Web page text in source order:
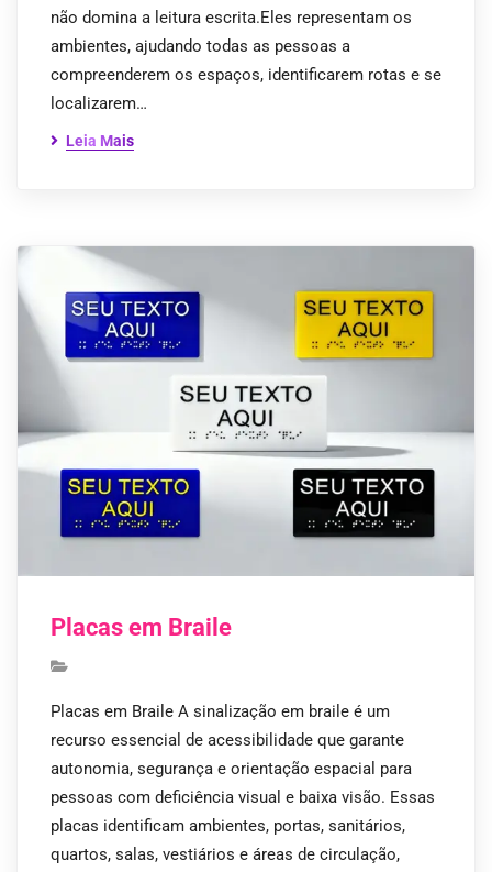
não domina a leitura escrita.Eles representam os
ambientes, ajudando todas as pessoas a
compreenderem os espaços, identificarem rotas e se
localizarem…
Leia Mais
Placas em Braile
Placas em Braile A sinalização em braile é um
recurso essencial de acessibilidade que garante
autonomia, segurança e orientação espacial para
pessoas com deficiência visual e baixa visão. Essas
placas identificam ambientes, portas, sanitários,
quartos, salas, vestiários e áreas de circulação,